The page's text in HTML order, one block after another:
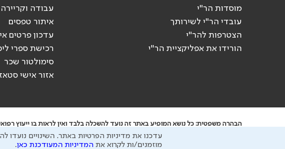
מוסדות הר"י
עובדי הר"י לשירותך
הצטרפות להר"י
הורידו את אפליקציית הר"י
עבודה וקריירה
איתור טפסים
עדכון פרטים
רכישת ספרי
סימולטור שכר
אזור אישי
הבהרה משפטית: כל נושא המופיע באתר זה נועד להשכלה בלבד ואין לראות בו ייעוץ
ידוע לי שהר"י אוספת ושומרת מידע אישי לצורך מתן השרות וכי חלק ממנו עשוי להיות
עדכנו את מדיניות הפרטיות באתר. השינויים
מוזמנים/ות לקרוא את המדיניות המעודכנת כאן.